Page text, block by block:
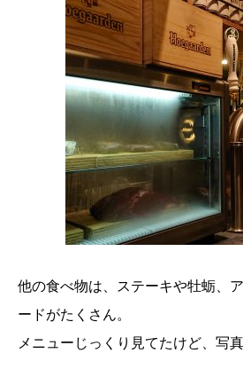
他の食べ物は、ステーキや牡蛎、
ードがたくさん。
メニューじっくり見てたけど、写